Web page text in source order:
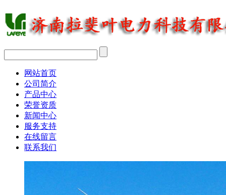
网站首页
公司简介
产品中心
荣誉资质
新闻中心
服务支持
在线留言
联系我们